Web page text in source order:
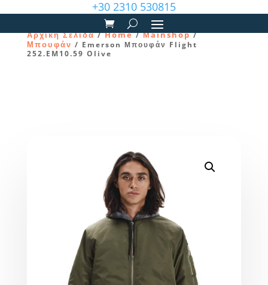
+30 2310 530815
Αρχική Σελίδα/Home/Μainshop/
Μπουφάν / Emerson Μπουφάν Flight
252.EM10.59 Olive